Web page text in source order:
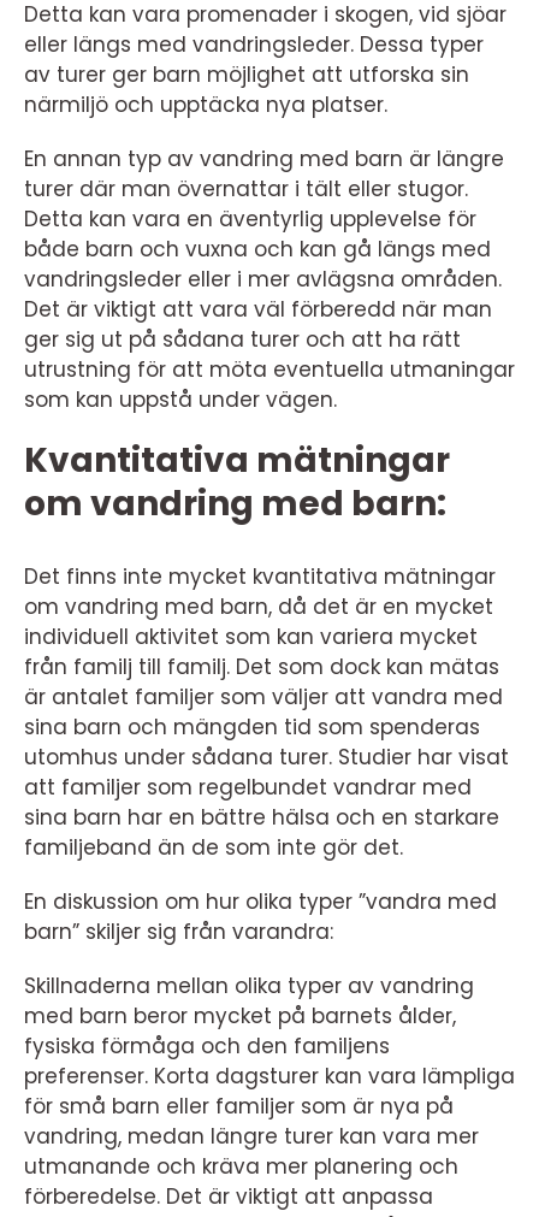
Detta kan vara promenader i skogen, vid sjöar
eller längs med vandringsleder. Dessa typer
av turer ger barn möjlighet att utforska sin
närmiljö och upptäcka nya platser.
En annan typ av vandring med barn är längre
turer där man övernattar i tält eller stugor.
Detta kan vara en äventyrlig upplevelse för
både barn och vuxna och kan gå längs med
vandringsleder eller i mer avlägsna områden.
Det är viktigt att vara väl förberedd när man
ger sig ut på sådana turer och att ha rätt
utrustning för att möta eventuella utmaningar
som kan uppstå under vägen.
Kvantitativa mätningar
om vandring med barn:
Det finns inte mycket kvantitativa mätningar
om vandring med barn, då det är en mycket
individuell aktivitet som kan variera mycket
från familj till familj. Det som dock kan mätas
är antalet familjer som väljer att vandra med
sina barn och mängden tid som spenderas
utomhus under sådana turer. Studier har visat
att familjer som regelbundet vandrar med
sina barn har en bättre hälsa och en starkare
familjeband än de som inte gör det.
En diskussion om hur olika typer ”vandra med
barn” skiljer sig från varandra:
Skillnaderna mellan olika typer av vandring
med barn beror mycket på barnets ålder,
fysiska förmåga och den familjens
preferenser. Korta dagsturer kan vara lämpliga
för små barn eller familjer som är nya på
vandring, medan längre turer kan vara mer
utmanande och kräva mer planering och
förberedelse. Det är viktigt att anpassa